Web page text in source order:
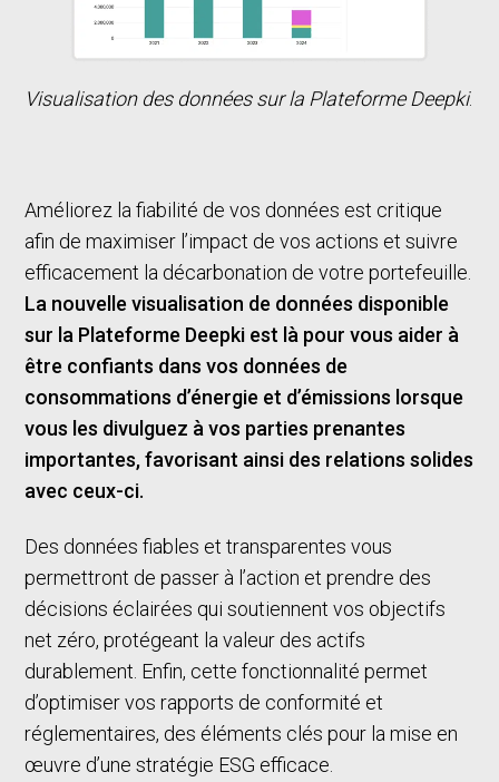
Visualisation des données sur la Plateforme Deepki.
Améliorez la fiabilité de vos données est critique
afin de maximiser l’impact de vos actions et suivre
efficacement la décarbonation de votre portefeuille.
La nouvelle visualisation de données disponible
sur la Plateforme Deepki est là pour vous aider à
être confiants dans vos données de
consommations d’énergie et d’émissions lorsque
vous les divulguez à vos parties prenantes
importantes, favorisant ainsi des relations solides
avec ceux-ci.
Des données fiables et transparentes vous
permettront de passer à l’action et prendre des
décisions éclairées qui soutiennent vos objectifs
net zéro, protégeant la valeur des actifs
durablement. Enfin, cette fonctionnalité permet
d’optimiser vos rapports de conformité et
réglementaires, des éléments clés pour la mise en
œuvre d’une stratégie ESG efficace.